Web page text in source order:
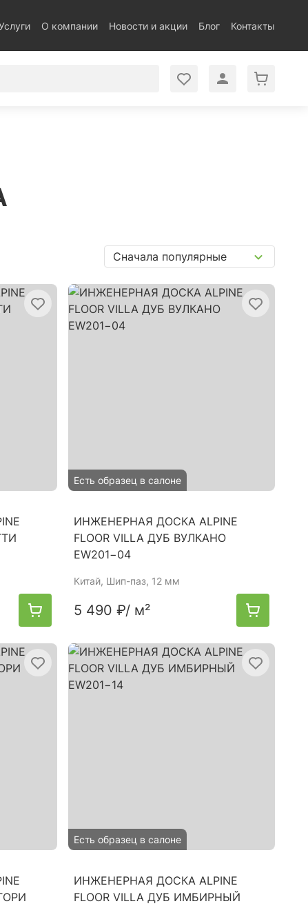
О компании Новости и акции Блог Контакты
Сначала популярные
Есть образец в салоне
ИНЖЕНЕРНАЯ ДОСКА ALPINE
FLOOR VILLA ДУБ ВУЛКАНО
EW201−04
Китай, Шип-паз, 12 мм
5 490 ₽/ м²
Есть образец в салоне
ИНЖЕНЕРНАЯ ДОСКА ALPINE
FLOOR VILLA ДУБ ИМБИРНЫЙ